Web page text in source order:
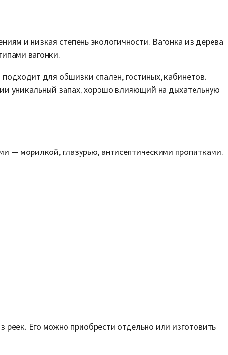
и низкая степень экологичности. Вагонка из дерева
вагонки.
для обшивки спален, гостиных, кабинетов.
уникальный запах, хорошо влияющий на дыхательную
— морилкой, глазурью, антисептическими пропитками.
реек. Его можно приобрести отдельно или изготовить